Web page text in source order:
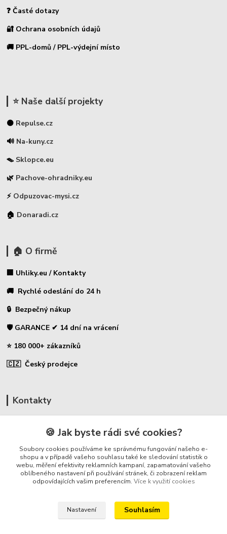
❓ Časté dotazy
🔐 Ochrana osobních údajů
🚚 PPL-domů / PPL-výdejní místo
⭐ Naše další projekty
⚫ Repulse.cz
🔊 Na-kuny.cz
🪤 Sklopce.eu
🌿 Pachove-ohradniky.eu
⚡ Odpuzovac-mysi.cz
🏠 Donaradi.cz
🏠 O firmě
🏢 Uhliky.eu / Kontakty
🚚 Rychlé odeslání do 24 h
🔒 Bezpečný nákup
🛡️ GARANCE ✔ 14 dní na vrácení
⭐ 180 000+ zákazníků
🇨🇿 Český prodejce
Kontakty
🛡️ Zákaznická podpora
📞 728 007 997
⏰ Po-Pá - 7:00 - 13:30
info@repulse.cz
🍪 Jak byste rádi své cookies?
Soubory cookies používáme ke správnému fungování našeho e-
shopu a v případě vašeho souhlasu také ke sledování statistik o
webu, měření efektivity reklamních kampaní, zapamatování vašeho
oblíbeného nastavení při používání stránek, či zobrazení reklam
odpovídajících vašim preferencím. Více k využití cookies
Nastavení Souhlasím